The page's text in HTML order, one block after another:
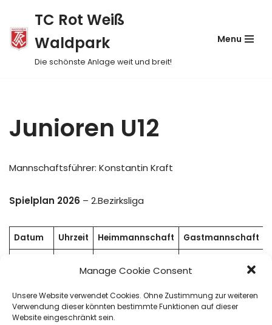
Manage Cookie Consent
Unsere Website verwendet Cookies. Ohne Zustimmung zur weiteren
Verwendung dieser könnten bestimmte Funktionen auf dieser
Website eingeschränkt sein.
Skip
to
content
TC Rot Weiß
Waldpark
Die schönste Anlage weit und breit!
Menu
Junioren U12
Mannschaftsführer: Konstantin Kraft
Spielplan 2026 – 2.Bezirksliga
Datum Uhrzeit Heimmannschaft Gastmannschaft
Uhr
Großsachsen 1
Waldpark
Pfingstberg